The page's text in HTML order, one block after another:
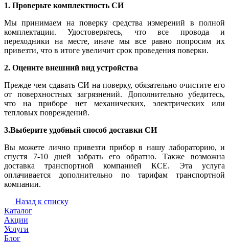
1. Проверьте комплектность СИ
Мы принимаем на поверку средства измерений в полной
комплектации. Удостоверьтесь, что все провода и
переходники на месте, иначе мы все равно попросим их
привезти, что в итоге увеличит срок проведения поверки.
2. Оцените внешний вид устройства
Прежде чем сдавать СИ на поверку, обязательно очистите его
от поверхностных загрязнений. Дополнительно убедитесь,
что на приборе нет механических, электрических или
тепловых повреждений.
3.Выберите удобный способ доставки СИ
Вы можете лично привезти прибор в нашу лабораторию, и
спустя 7-10 дней забрать его обратно. Также возможна
доставка транспортной компанией КСЕ. Эта услуга
оплачивается дополнительно по тарифам транспортной
компании.
Назад к списку
Каталог
Акции
Услуги
Блог